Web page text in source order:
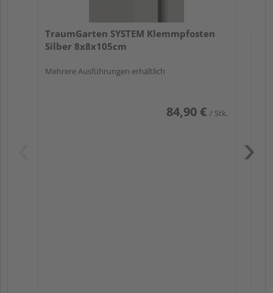
TraumGarten SYSTEM Klemmpfosten
Silber 8x8x105cm
Mehrere Ausführungen erhältlich
84,90 € / Stk.